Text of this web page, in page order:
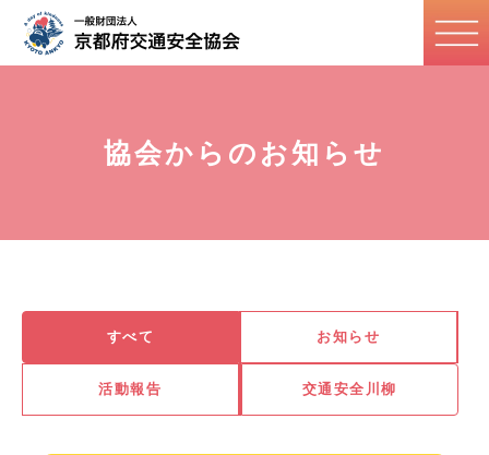
協会からのお知らせ
すべて お知らせ
活動報告 交通安全川柳